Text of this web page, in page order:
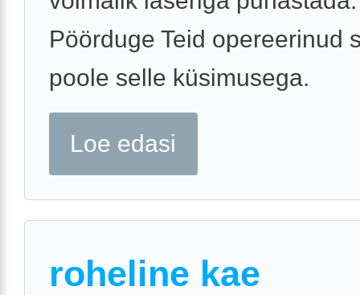
Pöörduge Teid opereerinud
poole selle küsimusega.
Loe edasi
roheline kae